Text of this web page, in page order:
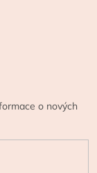
o nových